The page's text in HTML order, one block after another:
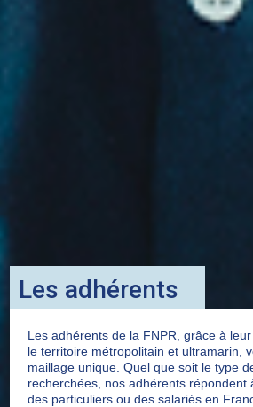
Les adhérents
Les adhérents de la FNPR, grâce à
le territoire métropolitain et ultramarin,
maillage unique. Quel que soit le type
recherchées, nos adhérents répondent
des particuliers ou des salariés en